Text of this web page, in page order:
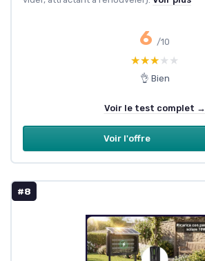
6 /10
★★★★★
★★★★★
👌 Bien
Voir le test complet →
Voir l'offre
#8